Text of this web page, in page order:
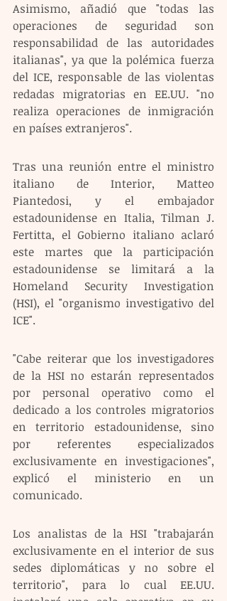
Asimismo, añadió que "todas las
operaciones de seguridad son
responsabilidad de las autoridades
italianas", ya que la polémica fuerza
del ICE, responsable de las violentas
redadas migratorias en EE.UU. "no
realiza operaciones de inmigración
en países extranjeros".
Tras una reunión entre el ministro
italiano de Interior, Matteo
Piantedosi, y el embajador
estadounidense en Italia, Tilman J.
Fertitta, el Gobierno italiano aclaró
este martes que la participación
estadounidense se limitará a la
Homeland Security Investigation
(HSI), el "organismo investigativo del
ICE".
"Cabe reiterar que los investigadores
de la HSI no estarán representados
por personal operativo como el
dedicado a los controles migratorios
en territorio estadounidense, sino
por referentes especializados
exclusivamente en investigaciones",
explicó el ministerio en un
comunicado.
Los analistas de la HSI "trabajarán
exclusivamente en el interior de sus
sedes diplomáticas y no sobre el
territorio", para lo cual EE.UU.